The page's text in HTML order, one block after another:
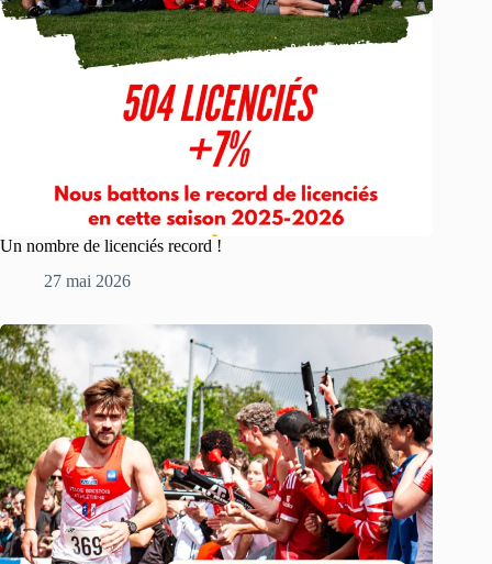
Un nombre de licenciés record !
27 mai 2026